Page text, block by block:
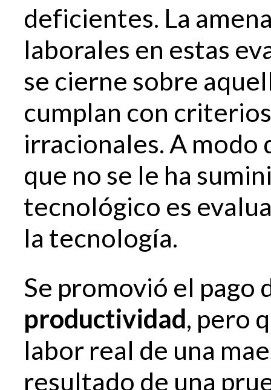
deficientes. La
laborales en estas
se cierne sobre
cumplan con
irracionales. A modo
que no se le ha
tecnológico es
la tecnología.
Se promovió el pago
productividad, pero
labor real de una
resultado de una